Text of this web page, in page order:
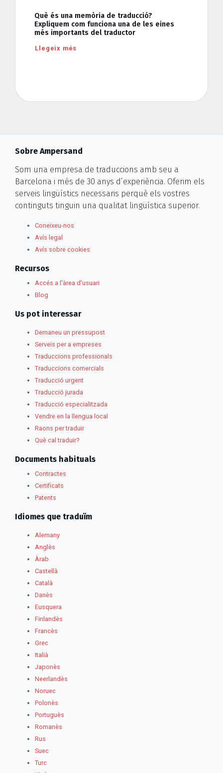
Què és una memòria de traducció?
Expliquem com funciona una de les eines
més importants del traductor
Llegeix més
Sobre Ampersand
Som una empresa de traduccions amb seu a
Barcelona i més de 30 anys d’experiència. Oferim els
serveis lingüístics necessaris perquè els vostres
continguts tinguin una qualitat lingüística superior.
Coneixeu-nos
Avís legal
Avís sobre cookies
Recursos
Accés a l'àrea d'usuari
Blog
Us pot interessar
Demaneu un pressupost
Serveis per a empreses
Traduccions professionals
Traduccions comercials
Traducció urgent
Traducció jurada
Traducció especialitzada
Vendre en la llengua local
Raons per traduir
Què cal traduir?
Documents habituals
Contractes
Certificats
Patents
Idiomes que traduïm
Alemany
Anglès
Àrab
Castellà
Català
Danès
Eusquera
Finlandès
Francès
Grec
Italià
Japonès
Neerlandès
Noruec
Polonès
Portuguès
Romanès
Rus
Suec
Turc